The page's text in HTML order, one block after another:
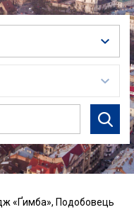
«Ґимба», Подобовець